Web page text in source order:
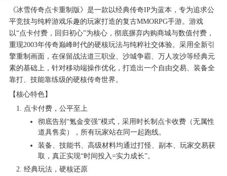
《冰雪传奇点卡重制版》是一款以经典传奇IP为蓝本，专为追求公
平竞技与纯粹游戏乐趣的玩家打造的复古MMORPG手游。游戏
以“点卡付费，回归初心”为核心，彻底摒弃内购商城与数值付费，
重现2003年传奇巅峰时代的硬核玩法与纯粹社交体验。采用全新引
擎重制画面，在保留战法道三职业、沙城争霸、万人攻沙等经典元
素的基础上，针对移动端操作优化，打造出一个自由交易、装备全
靠打、技能靠练级的硬核传奇世界。
【核心特色】
点卡付费，公平至上
彻底告别“氪金变强”模式，采用时长制点卡收费（无属性
道具售卖），所有玩家站在同一起跑线。
装备、技能书、高级材料均通过打怪、副本、玩家交易获
取，真正实现“时间投入=实力成长”。
经典玩法，硬核还原